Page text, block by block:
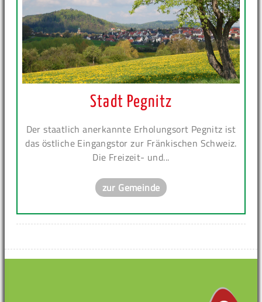
Stadt Pegnitz
Der staatlich anerkannte Erholungsort Pegnitz ist
das östliche Eingangstor zur Fränkischen Schweiz.
Die Freizeit- und...
zur Gemeinde